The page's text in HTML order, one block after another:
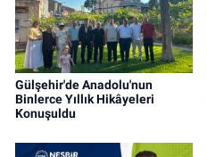
Gülşehir'de Anadolu'nun
Binlerce Yıllık Hikâyeleri
Konuşuldu